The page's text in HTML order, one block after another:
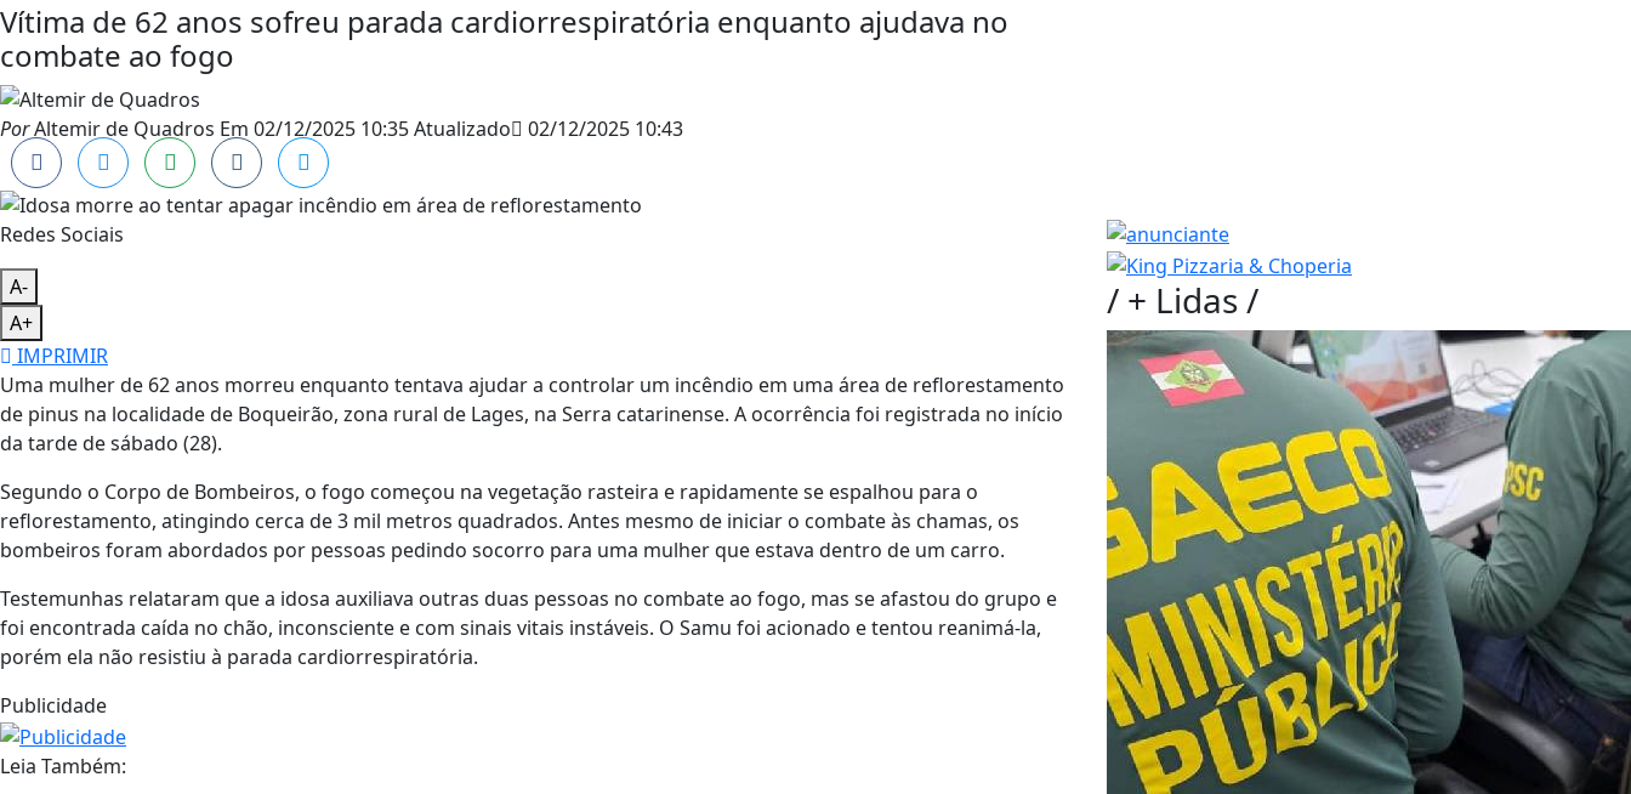
Vítima de 62 anos sofreu parada cardiorrespiratória enquanto ajudava no
combate ao fogo
PorAltemir de Quadros Em 02/12/2025 10:35Atualizado 02/12/2025 10:43
Redes Sociais
A-
A+
IMPRIMIR
Uma mulher de 62 anos morreu enquanto tentava ajudar a controlar um incêndio em uma área de reflorestamento
de pinus na localidade de Boqueirão, zona rural de Lages, na Serra catarinense. A ocorrência foi registrada no início
da tarde de sábado (28).
Segundo o Corpo de Bombeiros, o fogo começou na vegetação rasteira e rapidamente se espalhou para o
reflorestamento, atingindo cerca de 3 mil metros quadrados. Antes mesmo de iniciar o combate às chamas, os
bombeiros foram abordados por pessoas pedindo socorro para uma mulher que estava dentro de um carro.
Testemunhas relataram que a idosa auxiliava outras duas pessoas no combate ao fogo, mas se afastou do grupo e
foi encontrada caída no chão, inconsciente e com sinais vitais instáveis. O Samu foi acionado e tentou reanimá-la,
porém ela não resistiu à parada cardiorrespiratória.
Publicidade
Leia Também:
/ + Lidas/